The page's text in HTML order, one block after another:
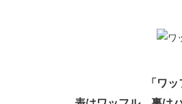
「ワ